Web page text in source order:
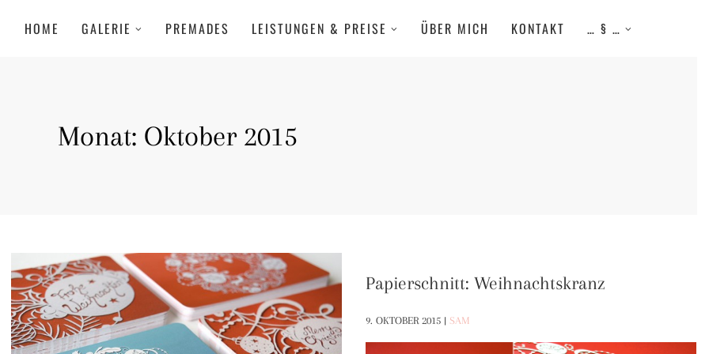
HOME GALERIE PREMADES LEISTUNGEN & PREISE ÜBER MICH KONTAKT … § …
Monat: Oktober 2015
Papierschnitt: Weihnachtskranz
9. OKTOBER 2015 | SAM